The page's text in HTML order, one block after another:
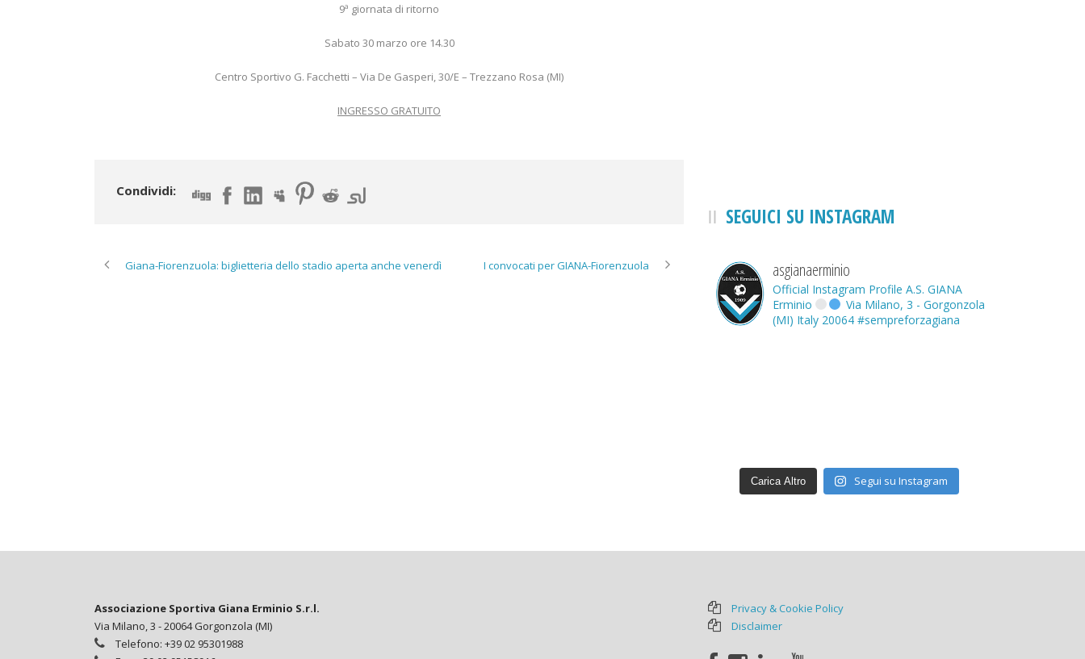
9ª giornata di ritorno
Sabato 30 marzo ore 14.30
Centro Sportivo G. Facchetti – Via De Gasperi, 30/E – Trezzano Rosa (MI)
INGRESSO GRATUITO
Condividi:
Giana-Fiorenzuola: biglietteria dello stadio aperta anche venerdì I convocati per GIANA-Fiorenzuola
SEGUICI SU INSTAGRAM
asgianaerminio
Official Instagram Profile A.S. GIANA
Erminio
Via Milano, 3 - Gorgonzola
(MI) Italy 20064 #sempreforzagiana
Carica Altro Segui su Instagram
Associazione Sportiva Giana Erminio S.r.l.
Via Milano, 3 - 20064 Gorgonzola (MI)
Telefono: +39 02 95301988
Privacy & Cookie Policy
Disclaimer